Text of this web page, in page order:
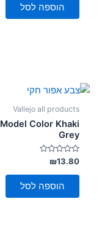
הוספה לסל
Vallejo all products
Model Color Khaki
Grey
דורג
0
מתוך
₪13.80
הוספה לסל